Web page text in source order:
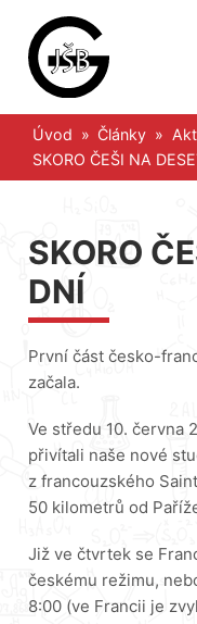
Přeskočit
obsah
Úvod » Články »
SKORO ČEŠI NA
SKORO
DNÍ
První část česko-
začala.
Ve středu 10. června
přivítali naše nové
z francouzského
50 kilometrů od
Již ve čtvrtek se
českému režimu,
8:00 (ve Francii je